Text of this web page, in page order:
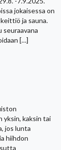
jokaisessa on
ja sauna.
seuraavana
[…]
yksin, kaksin tai
jos lunta
hiihdon